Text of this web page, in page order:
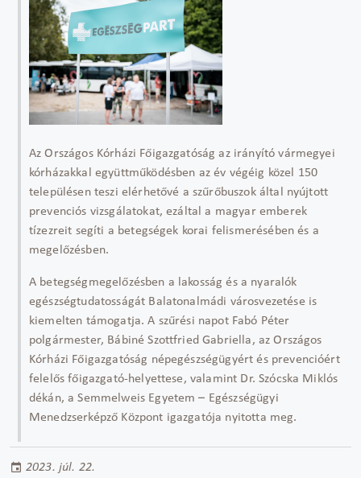
Az Országos Kórházi Főigazgatóság az irányító vármegyei
kórházakkal együttműködésben az év végéig közel 150
településen teszi elérhetővé a szűrőbuszok által nyújtott
prevenciós vizsgálatokat, ezáltal a magyar emberek
tízezreit segíti a betegségek korai felismerésében és a
megelőzésben.
A betegségmegelőzésben a lakosság és a nyaralók
egészségtudatosságát Balatonalmádi városvezetése is
kiemelten támogatja. A szűrési napot Fabó Péter
polgármester, Bábiné Szottfried Gabriella, az Országos
Kórházi Főigazgatóság népegészségügyért és prevencióért
felelős főigazgató-helyettese, valamint Dr. Szócska Miklós
dékán, a Semmelweis Egyetem – Egészségügyi
Menedzserképző Központ igazgatója nyitotta meg.
2023. júl. 22.